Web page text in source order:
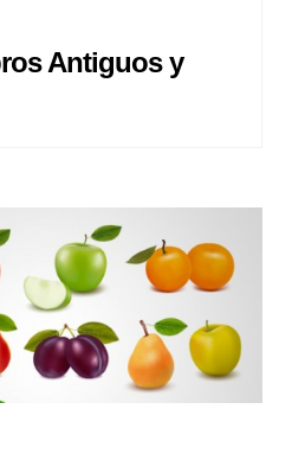
Antiguos y